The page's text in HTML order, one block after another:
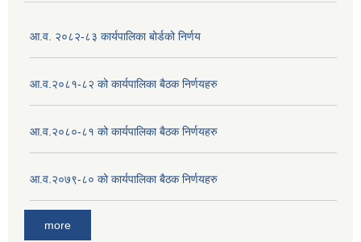
आ.व. २०८२-८३ कार्यपालिका बोर्डको निर्णय
आ.व.२०८१-८२ को कार्यपालिका बैठक निर्णयहरु
आ.व.२०८०-८१ को कार्यपालिका बैठक निर्णयहरु
आ.व.२०७९-८० को कार्यपालिका बैठक निर्णयहरु
more